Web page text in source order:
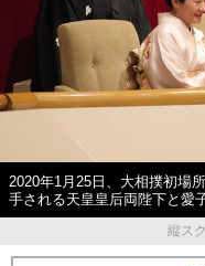
2020年1月25日、大相撲初場
手される天皇皇后両陛下と
縦ス